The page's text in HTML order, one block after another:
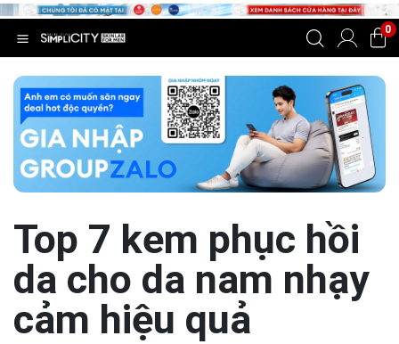
0
Top 7 kem phục hồi
da cho da nam nhạy
cảm hiệu quả